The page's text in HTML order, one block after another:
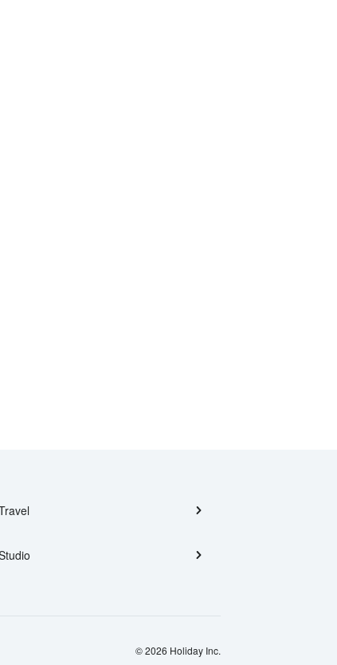
© 2026 Holiday Inc.